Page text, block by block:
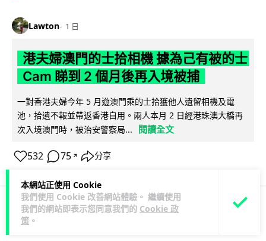
本網站正使用 Cookie
我們使用 Cookie 改善網站體驗。 繼續使用
我們的網站即表示您同意我們的 Cookie 政
策 。
Lawton 1 日
港夫婦澳門的士拾相機 據為己有被的士
Cam 睇到 2 個月後再入境被捕
一對香港夫婦今年 5 月遊澳門乘的士拾獲他人遺留相機及電
池，拾遺不報並帶返香港自用。兩人本月 2 日經港珠澳大橋再
次入境澳門時，被治安警察局...
閱讀全文
532 75 ↗ 分享
3C科技